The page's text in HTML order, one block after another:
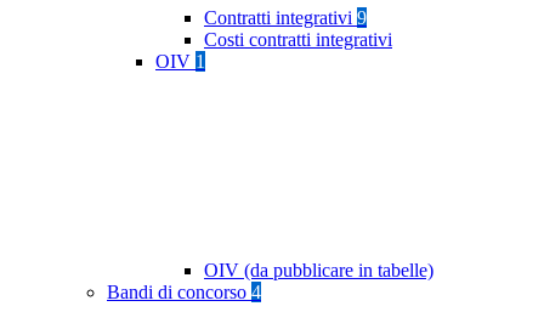
Contratti integrativi 9
Costi contratti integrativi
OIV 1
OIV (da pubblicare in tabelle)
Bandi di concorso 4